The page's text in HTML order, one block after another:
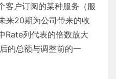
客户订阅的某种服务（服
来20期为公司带来的收
Rate列代表的倍数放大
的总额与调整前的一